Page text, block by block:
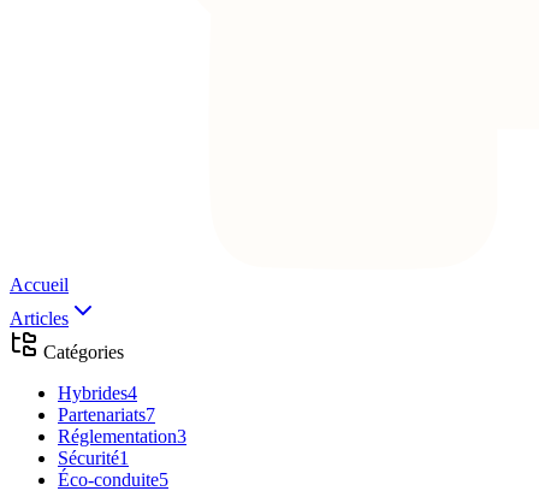
Accueil
Articles
Catégories
Hybrides4
Partenariats7
Réglementation3
Sécurité1
Éco-conduite5